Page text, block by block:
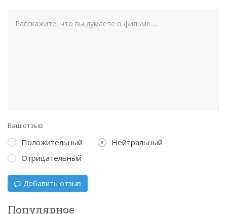
Ваш отзыв
Положительный
Нейтральный
Отрицательный
Добавить отзыв
Популярное